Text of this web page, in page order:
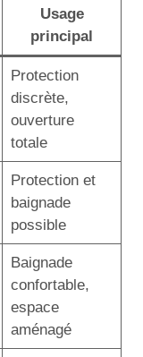
Usage
principal
Protection
discrète,
ouverture
totale
Protection et
baignade
possible
Baignade
confortable,
espace
aménagé